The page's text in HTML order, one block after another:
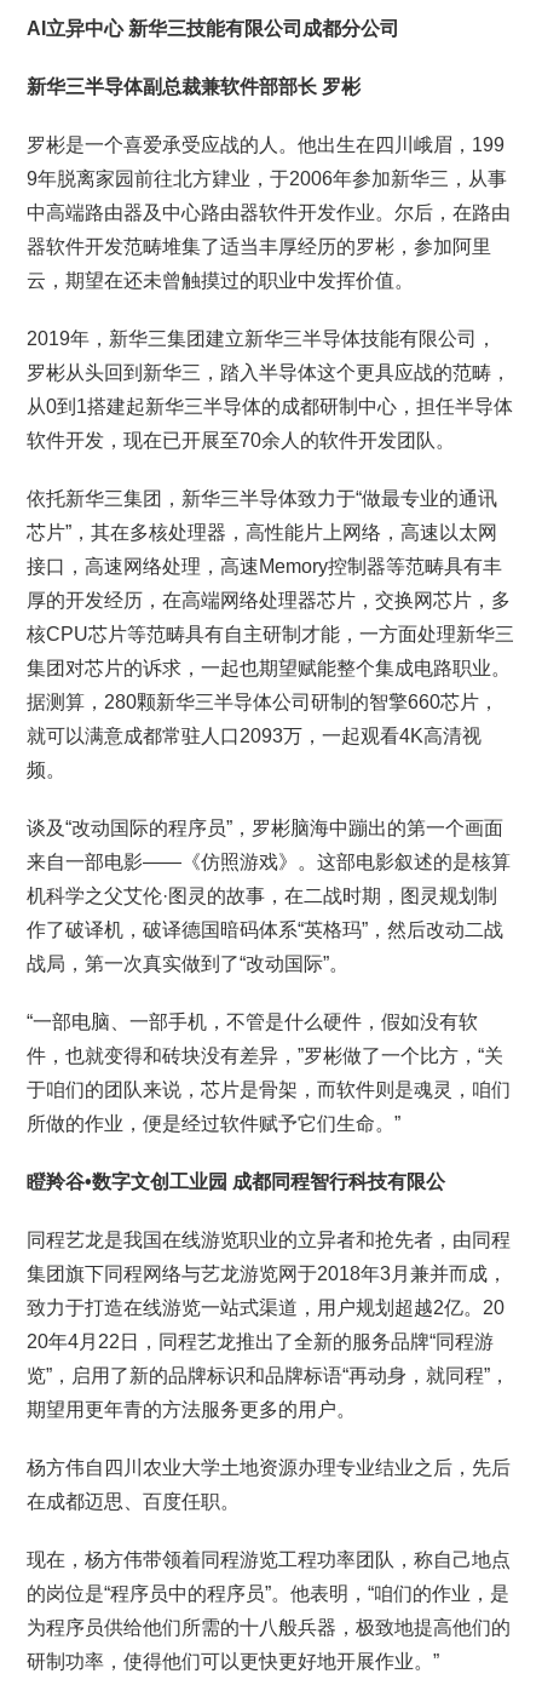
AI立异中心 新华三技能有限公司成都分公司
新华三半导体副总裁兼软件部部长 罗彬
罗彬是一个喜爱承受应战的人。他出生在四川峨眉，199
9年脱离家园前往北方肄业，于2006年参加新华三，从事
中高端路由器及中心路由器软件开发作业。尔后，在路由
器软件开发范畴堆集了适当丰厚经历的罗彬，参加阿里
云，期望在还未曾触摸过的职业中发挥价值。
2019年，新华三集团建立新华三半导体技能有限公司，
罗彬从头回到新华三，踏入半导体这个更具应战的范畴，
从0到1搭建起新华三半导体的成都研制中心，担任半导体
软件开发，现在已开展至70余人的软件开发团队。
依托新华三集团，新华三半导体致力于“做最专业的通讯
芯片”，其在多核处理器，高性能片上网络，高速以太网
接口，高速网络处理，高速Memory控制器等范畴具有丰
厚的开发经历，在高端网络处理器芯片，交换网芯片，多
核CPU芯片等范畴具有自主研制才能，一方面处理新华三
集团对芯片的诉求，一起也期望赋能整个集成电路职业。
据测算，280颗新华三半导体公司研制的智擎660芯片，
就可以满意成都常驻人口2093万，一起观看4K高清视
频。
谈及“改动国际的程序员”，罗彬脑海中蹦出的第一个画面
来自一部电影——《仿照游戏》。这部电影叙述的是核算
机科学之父艾伦·图灵的故事，在二战时期，图灵规划制
作了破译机，破译德国暗码体系“英格玛”，然后改动二战
战局，第一次真实做到了“改动国际”。
“一部电脑、一部手机，不管是什么硬件，假如没有软
件，也就变得和砖块没有差异，”罗彬做了一个比方，“关
于咱们的团队来说，芯片是骨架，而软件则是魂灵，咱们
所做的作业，便是经过软件赋予它们生命。”
瞪羚谷•数字文创工业园 成都同程智行科技有限公
同程艺龙是我国在线游览职业的立异者和抢先者，由同程
集团旗下同程网络与艺龙游览网于2018年3月兼并而成，
致力于打造在线游览一站式渠道，用户规划超越2亿。20
20年4月22日，同程艺龙推出了全新的服务品牌“同程游
览”，启用了新的品牌标识和品牌标语“再动身，就同程”，
期望用更年青的方法服务更多的用户。
杨方伟自四川农业大学土地资源办理专业结业之后，先后
在成都迈思、百度任职。
现在，杨方伟带领着同程游览工程功率团队，称自己地点
的岗位是“程序员中的程序员”。他表明，“咱们的作业，是
为程序员供给他们所需的十八般兵器，极致地提高他们的
研制功率，使得他们可以更快更好地开展作业。”